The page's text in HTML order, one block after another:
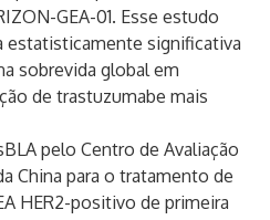
GEA-01. Esse estudo
estatisticamente significativa
sobrevida global em
de trastuzumabe mais
pelo Centro de Avaliação
China para o tratamento de
HER2-positivo de primeira